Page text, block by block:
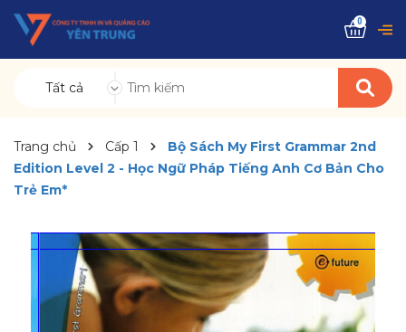
Tất cả
0
Trang chủ Cấp 1
Bộ Sách My First Grammar 2nd
Edition Level 2 - Học Ngữ Pháp Tiếng Anh Cơ Bản Cho
Trẻ Em*